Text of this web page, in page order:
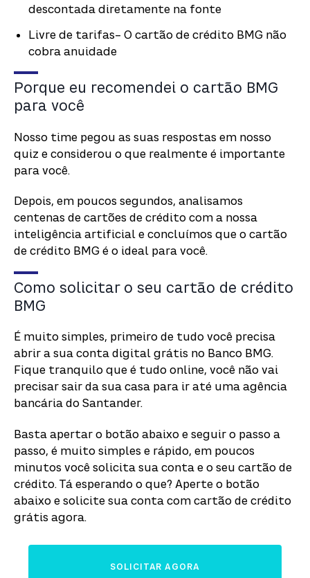
descontada diretamente na fonte
Livre de tarifas– O cartão de crédito BMG não
cobra anuidade
Porque eu recomendei o cartão BMG
para você
Nosso time pegou as suas respostas em nosso
quiz e considerou o que realmente é importante
para você.
Depois, em poucos segundos, analisamos
centenas de cartões de crédito com a nossa
inteligência artificial e concluímos que o cartão
de crédito BMG é o ideal para você.
Como solicitar o seu cartão de crédito
BMG
É muito simples, primeiro de tudo você precisa
abrir a sua conta digital grátis no Banco BMG.
Fique tranquilo que é tudo online, você não vai
precisar sair da sua casa para ir até uma agência
bancária do Santander.
Basta apertar o botão abaixo e seguir o passo a
passo, é muito simples e rápido, em poucos
minutos você solicita sua conta e o seu cartão de
crédito. Tá esperando o que? Aperte o botão
abaixo e solicite sua conta com cartão de crédito
grátis agora.
SOLICITAR AGORA